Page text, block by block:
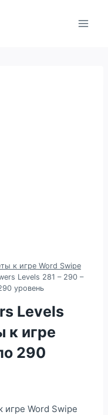
к игре Word Swipe
Levels 281 – 290 –
уровень
Levels
к игре
290
Word Swipe